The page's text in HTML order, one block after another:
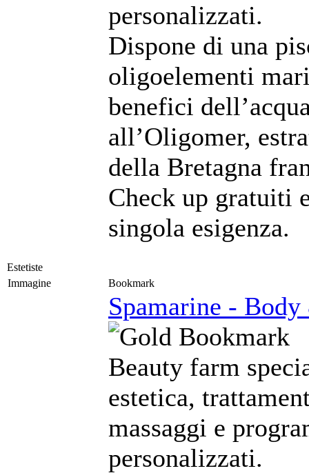
personalizzati.
Dispone di una
oligoelementi
benefici
all’Oligomer,
della Bretagna
Check up gratuiti
singola esigenza.
Estetiste
Immagine
Bookmark
Spamarine -
Beauty farm
estetica,
massaggi e
personalizzati.